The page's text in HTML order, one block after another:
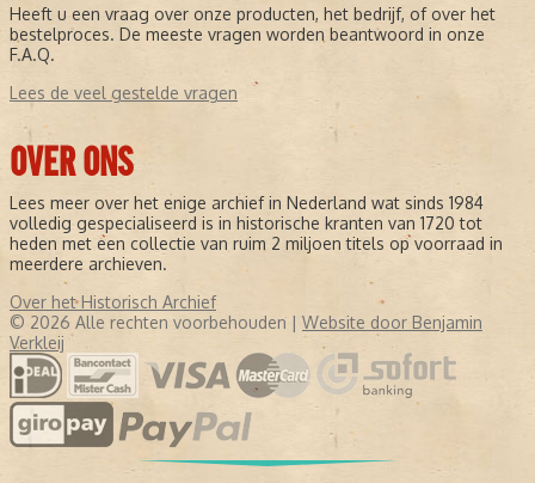
Heeft u een vraag over onze producten, het bedrijf, of over het
bestelproces. De meeste vragen worden beantwoord in onze
F.A.Q.
Lees de veel gestelde vragen
OVER ONS
Lees meer over het enige archief in Nederland wat sinds 1984
volledig gespecialiseerd is in historische kranten van 1720 tot
heden met een collectie van ruim 2 miljoen titels op voorraad in
meerdere archieven.
Over het Historisch Archief
© 2026 Alle rechten voorbehouden | Website door Benjamin
Verkleij